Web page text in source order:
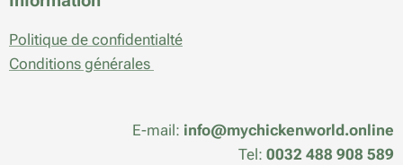
Politique de confidentialté
Conditions générales
E-mail: info@mychickenworld.online
Tel: 0032 488 908 589